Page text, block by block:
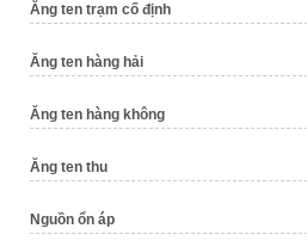
Ăng ten trạm cố định
Ăng ten hàng hải
Ăng ten hàng không
Ăng ten thu
Nguồn ổn áp